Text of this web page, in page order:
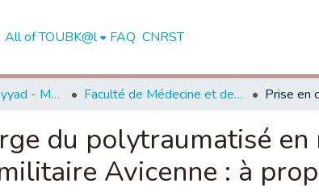
All of TOUBK@l FAQ CNRST
Université Cadi Ayyad - Marrakech Faculté de Médecine et de Pharmacie - Marrakech
du polytraumatisé
Avicenne : à